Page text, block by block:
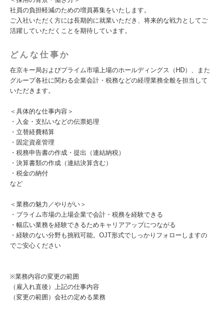
社員の負担軽減のための増員募集をいたします。
ご入社いただく方には長期的に就業いただき、将来的な戦力としてご
活躍していただくことを期待しています。
どんな仕事か
在京キー局およびプライム市場上場のホールディングス（HD）、また
グループ各社に関わる企業会計・税務などの経理業務全般を担当して
いただきます。
＜具体的な仕事内容＞
・入金・支払いなどの伝票処理
・立替経費精算
・固定資産管理
・税務申告書の作成・提出（連結納税）
・決算書類の作成（連結決算含む）
・税金の納付
など
＜業務の魅力／やりがい＞
・プライム市場の上場企業で会計・税務を経験できる
・幅広い業務を経験できるためキャリアアップにつながる
・経験のない分野も挑戦可能。OJT形式でしっかりフォローしますの
でご安心ください
※業務内容の変更の範囲
（雇入れ直後）上記の仕事内容
（変更の範囲）会社の定める業務